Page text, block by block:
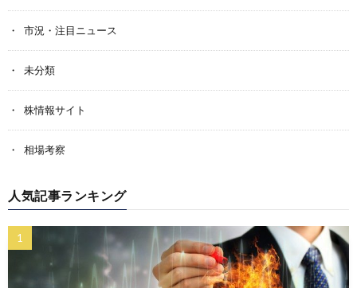
市況・注目ニュース
未分類
株情報サイト
相場考察
人気記事ランキング